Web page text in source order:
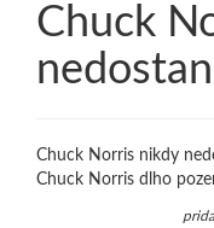
Chuck
Chuck Norris nikdy
Chuck Norris dlho